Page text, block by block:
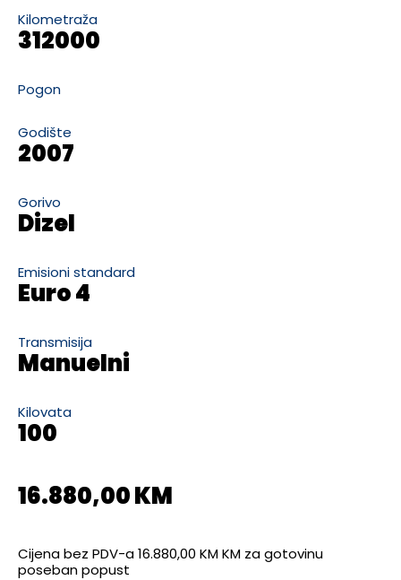
Kilometraža
312000
Pogon
Godište
2007
Gorivo
Dizel
Emisioni standard
Euro 4
Transmisija
Manuelni
Kilovata
100
16.880,00 KM
Cijena bez PDV-a 16.880,00 KM KM za gotovinu
poseban popust